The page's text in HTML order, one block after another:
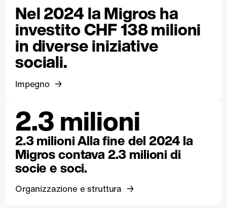
Nel 2024 la Migros ha
investito CHF 138 milioni
in diverse iniziative
sociali.
Impegno
2.3 milioni
2.3 milioni Alla fine del 2024 la
Migros contava 2.3 milioni di
socie e soci.
Organizzazione e struttura